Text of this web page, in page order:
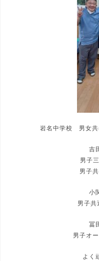
岩名中学校 男女共
吉
男子
男子
小
男子
冨
男子オ
よく